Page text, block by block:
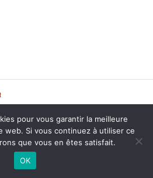
pour vous garantir la meilleure
web. Si vous continuez à utiliser ce
que vous en êtes satisfait.
OK